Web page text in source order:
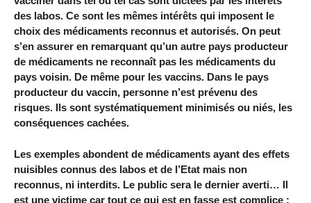
des labos. Ce sont les mêmes intérêts qui imposent le
choix des médicaments reconnus et autorisés. On peut
s’en assurer en remarquant qu’un autre pays producteur
de médicaments ne reconnaît pas les médicaments du
pays voisin. De même pour les vaccins. Dans le pays
producteur du vaccin, personne n’est prévenu des
risques. Ils sont systématiquement minimisés ou niés, les
conséquences cachées.
Les exemples abondent de médicaments ayant des effets
nuisibles connus des labos et de l’Etat mais non
reconnus, ni interdits. Le public sera le dernier averti… Il
est une victime car tout ce qui est en fasse est complice :